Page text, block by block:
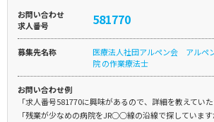
お問い合わせ
求人番号
581770
募集先名称
医療法人社団アルペン会 アルペ
院 の作業療法士
お問い合わせ例
「求人番号581770に興味があるので、詳細を教えていた
「残業が少なめの病院をJR○○線の沿線で探していま